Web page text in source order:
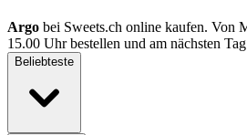
Argo bei Sweets.ch online kaufen. Von
15.00 Uhr bestellen und am nächsten
Beliebteste